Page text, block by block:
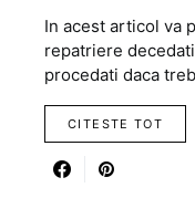
In acest articol va
repatriere
procedati daca
CITESTE TOT